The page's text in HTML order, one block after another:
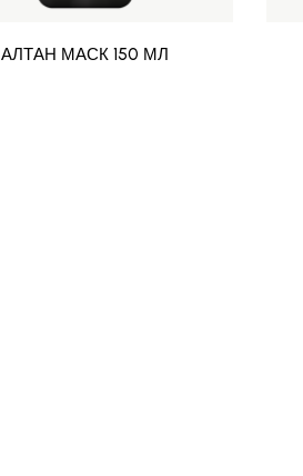
АЛТАН МАСК 150 МЛ